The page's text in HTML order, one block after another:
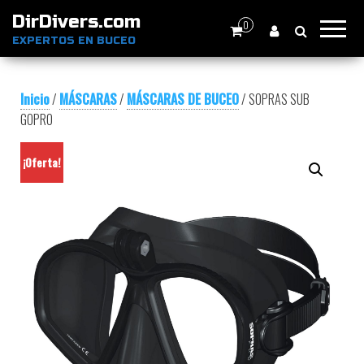
DirDivers.com
EXPERTOS EN BUCEO
0
Inicio/ MÁSCARAS/ MÁSCARAS DE BUCEO/ SOPRAS SUB
GOPRO
¡Oferta!